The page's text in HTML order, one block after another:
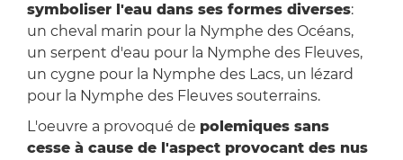
symboliser l'eau dans ses formes diverses:
un cheval marin pour la Nymphe des Océans,
un serpent d'eau pour la Nymphe des Fleuves,
un cygne pour la Nymphe des Lacs, un lézard
pour la Nymphe des Fleuves souterrains.
L'oeuvre a provoqué de polemiques sans
cesse à cause de l'aspect provocant des nus